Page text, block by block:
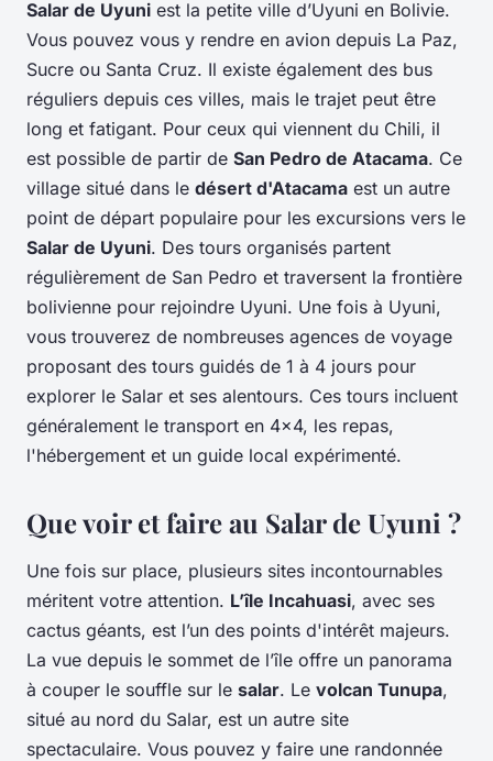
Salar de Uyuni est la petite ville d’Uyuni en Bolivie.
Vous pouvez vous y rendre en avion depuis La Paz,
Sucre ou Santa Cruz. Il existe également des bus
réguliers depuis ces villes, mais le trajet peut être
long et fatigant. Pour ceux qui viennent du Chili, il
est possible de partir de San Pedro de Atacama. Ce
village situé dans le désert d'Atacama est un autre
point de départ populaire pour les excursions vers le
Salar de Uyuni. Des tours organisés partent
régulièrement de San Pedro et traversent la frontière
bolivienne pour rejoindre Uyuni. Une fois à Uyuni,
vous trouverez de nombreuses agences de voyage
proposant des tours guidés de 1 à 4 jours pour
explorer le Salar et ses alentours. Ces tours incluent
généralement le transport en 4x4, les repas,
l'hébergement et un guide local expérimenté.
Que voir et faire au Salar de Uyuni ?
Une fois sur place, plusieurs sites incontournables
méritent votre attention. L’île Incahuasi, avec ses
cactus géants, est l’un des points d'intérêt majeurs.
La vue depuis le sommet de l’île offre un panorama
à couper le souffle sur le salar. Le volcan Tunupa,
situé au nord du Salar, est un autre site
spectaculaire. Vous pouvez y faire une randonnée